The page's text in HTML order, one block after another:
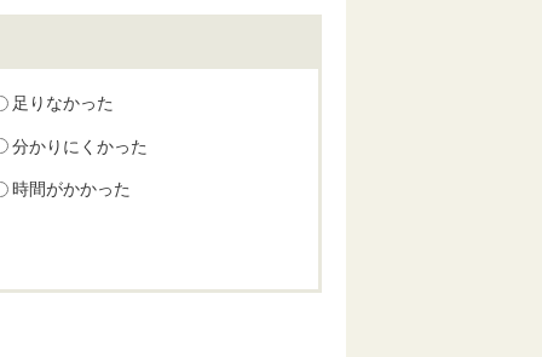
足りなかった
分かりにくかった
時間がかかった